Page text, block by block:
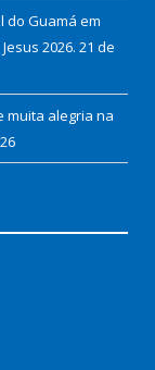
do Guamá em
2026. 21 de
muita alegria na